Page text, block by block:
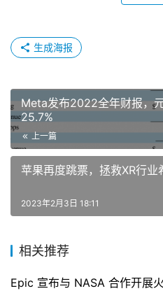
生成海报
Meta发布2022全年财报，
25.7%
上一篇
苹果再度跳票，拯救XR行业
2023年2月3日 18:11
相关推荐
Epic 宣布与 NASA 合作开展